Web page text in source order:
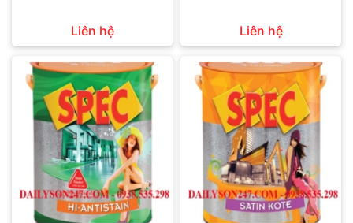
Liên hệ Liên hệ